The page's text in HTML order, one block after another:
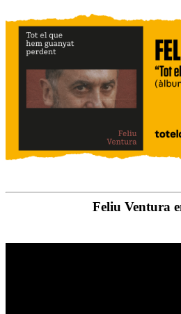
Feliu Ventura